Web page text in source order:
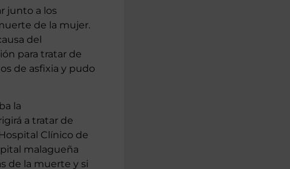
junto a los
de la mujer.
del
para tratar de
la
a tratar de
Clínico de